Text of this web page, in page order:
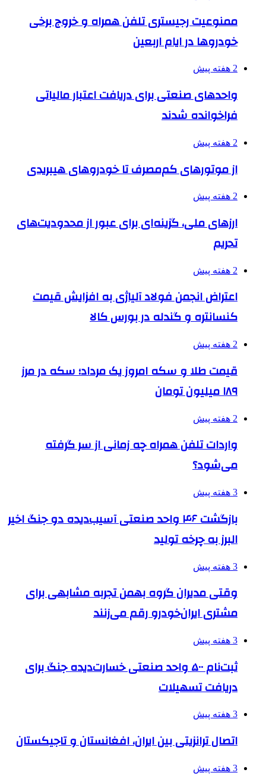
ممنوعیت رجیستری تلفن همراه و خروج برخی
خودروها در ایام اربعین
2 هفته پیش
واحدهای صنعتی برای دریافت اعتبار مالیاتی
فراخوانده شدند
2 هفته پیش
از موتورهای کم‌مصرف تا خودروهای هیبریدی
2 هفته پیش
ارزهای ملی، گزینه‌ای برای عبور از محدودیت‌های
تحریم
2 هفته پیش
اعتراض انجمن فولاد آلیاژی به افزایش قیمت
کنسانتره و گندله در بورس کالا
2 هفته پیش
قیمت طلا و سکه امروز یک مرداد؛ سکه در مرز
۱۸۹ میلیون تومان
2 هفته پیش
واردات تلفن همراه چه زمانی از سر گرفته
می‌شود؟
3 هفته پیش
بازگشت ۴۶ واحد صنعتی آسیب‌دیده دو جنگ اخیر
البرز به چرخه تولید
3 هفته پیش
وقتی مدیران گروه بهمن تجربه مشابهی برای
مشتری ایران‌خودرو رقم می‌زنند
3 هفته پیش
ثبت‌نام ۵۰۰ واحد صنعتی خسارت‌دیده جنگ برای
دریافت تسهیلات
3 هفته پیش
اتصال ترانزیتی بین ایران، افغانستان و تاجیکستان
3 هفته پیش